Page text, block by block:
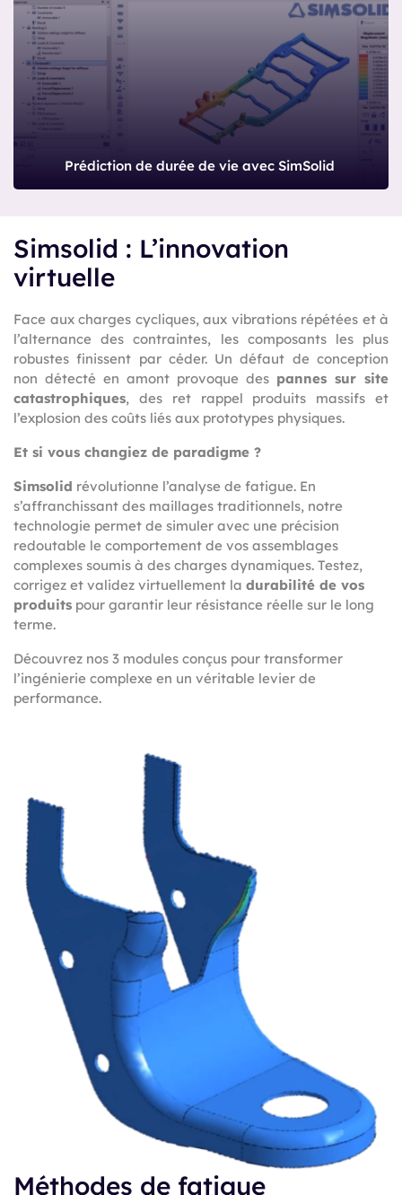
Prédiction de durée de vie avec SimSolid
Simsolid : L’innovation
virtuelle
Face aux charges cycliques, aux vibrations répétées et à
l’alternance des contraintes, les composants les plus
robustes finissent par céder. Un défaut de conception
non détecté en amont provoque des pannes sur site
catastrophiques, des ret rappel produits massifs et
l’explosion des coûts liés aux prototypes physiques.
Et si vous changiez de paradigme ?
Simsolid révolutionne l’analyse de fatigue. En
s’affranchissant des maillages traditionnels, notre
technologie permet de simuler avec une précision
redoutable le comportement de vos assemblages
complexes soumis à des charges dynamiques. Testez,
corrigez et validez virtuellement la durabilité de vos
produits pour garantir leur résistance réelle sur le long
terme.
Découvrez nos 3 modules conçus pour transformer
l’ingénierie complexe en un véritable levier de
performance.
Méthodes de fatigue​